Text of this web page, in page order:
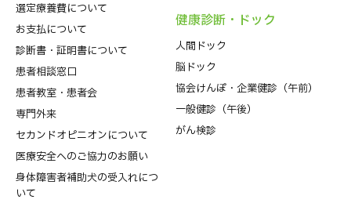
選定療養費について
お支払について
診断書・証明書について
患者相談窓口
患者教室・患者会
専門外来
セカンドオピニオンについて
医療安全へのご協力のお願い
身体障害者補助犬の受入れにつ
いて
健康診断・ドック
人間ドック
脳ドック
協会けんぽ・企業健診（午前）
一般健診（午後）
がん検診